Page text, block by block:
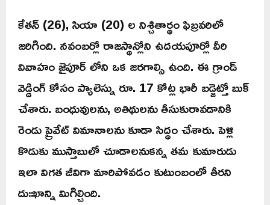
కేతన్ (26), సియా (20) ల నిశ్చితార్థం ఫిబ్రవరిలో
జరిగింది. నవంబర్లో రాజస్థాన్లోని ఉదయపూర్లో వీరి
వివాహం జైపూర్ లోని ఒక జరగాల్సి ఉంది. ఈ గ్రాండ్
వెడ్డింగ్ కోసం ప్యాలెస్ను రూ. 17 కోట్ల భారీ బడ్జెట్తో బుక్
చేశారు. బంధువులను, అతిథులను తీసుకురావడానికి
రెండు ప్రైవేట్ విమానాలను కూడా సిద్ధం చేశారు. పెళ్లి
కొడుకు ముస్తాబులో చూడాలనుకన్న తమ కుమారుడు
ఇలా విగత జీవిగా మారిపోవడం కుటుంబంలో తీరని
దుఃఖాన్ని మిగిల్చింది.